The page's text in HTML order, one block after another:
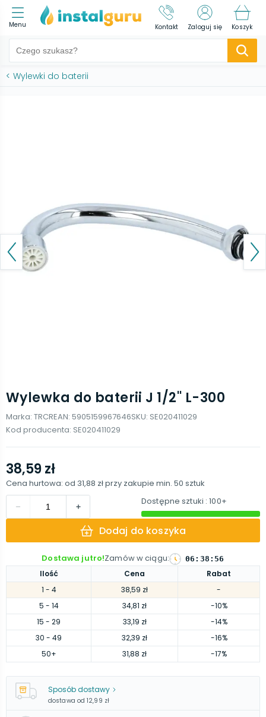
Menu Kontakt Zaloguj się Koszyk
< Wylewki do baterii
Wylewka do baterii J 1/2'' L-300
Marka: TRCREAN: 5905159967646SKU: SE020411029
Kod producenta: SE020411029
Ilość Cena
Rabat
1 - 4 38,59 zł
-
5 - 14 34,81 zł
-10%
15 - 29 33,19 zł
-14%
30 - 49 32,39 zł
-16%
50+ 31,88 zł -17%
38,59 zł
Cena hurtowa: od 31,88 złprzy zakupie min. 50 sztuk
Dostępne sztuki : 100+
Dodaj do koszyka
Dostawa jutro!Zamów w ciągu: 06 : 38 : 56
Sposób dostawy
dostawa od 12,99 zł